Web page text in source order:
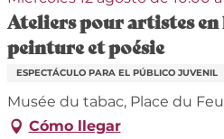
Ateliers pour artistes en
peinture et poésie
ESPECTÁCULO PARA EL PÚBLICO JUVENIL
Musée du tabac, Place du
Cómo llegar